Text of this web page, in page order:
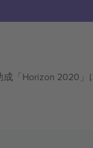
「Horizon 2020